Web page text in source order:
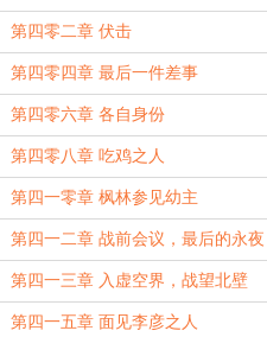
第四零二章 伏击
第四零四章 最后一件差事
第四零六章 各自身份
第四零八章 吃鸡之人
第四一零章 枫林参见幼主
第四一二章 战前会议，最后的永夜
第四一三章 入虚空界，战望北壁
第四一五章 面见李彦之人